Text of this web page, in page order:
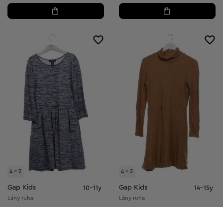
4 = 2
Gap Kids 10-11y
Lány ruha
4 = 2
Gap Kids 14-15y
Lány ruha